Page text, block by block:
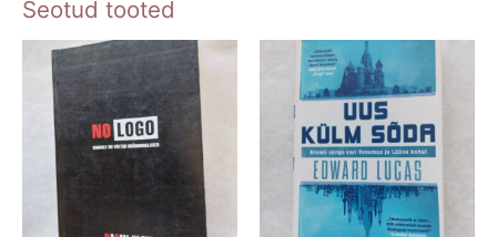
Seotud tooted